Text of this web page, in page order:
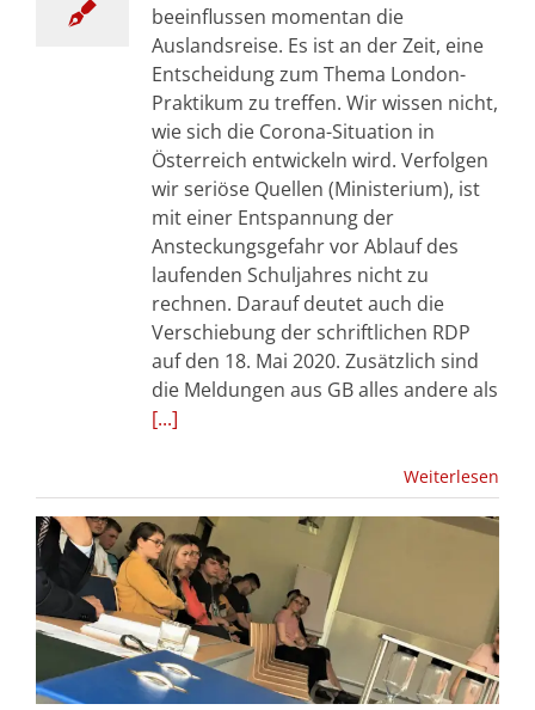
beeinflussen momentan die
Auslandsreise. Es ist an der Zeit, eine
Entscheidung zum Thema London-
Praktikum zu treffen. Wir wissen nicht,
wie sich die Corona-Situation in
Österreich entwickeln wird. Verfolgen
wir seriöse Quellen (Ministerium), ist
mit einer Entspannung der
Ansteckungsgefahr vor Ablauf des
laufenden Schuljahres nicht zu
rechnen. Darauf deutet auch die
Verschiebung der schriftlichen RDP
auf den 18. Mai 2020. Zusätzlich sind
die Meldungen aus GB alles andere als
[...]
Weiterlesen